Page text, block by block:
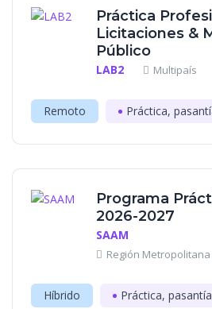
Práctica
Licitaciones &
Público
LAB2 Multipaís
Remoto Práctica,
Programa
2026-2027
SAAM
Región
Híbrido Práctica,